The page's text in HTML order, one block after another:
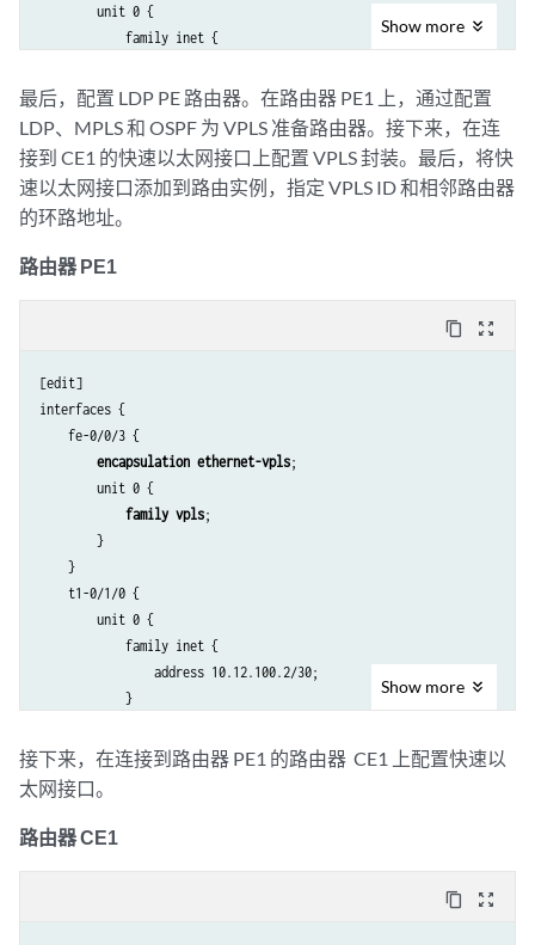
        unit 0 {
            family inet {
            }
            family mpls;
        }
    }
    t1-0/1/3 {
        unit 0 {
                address 10.12.100.5/30;
            }
    }
    so-0/2/2 {
        unit 0 {
            family inet {
                address 10.12.100.9/30;
            }
            family mpls;
        }
    }
        interface all;
    bgp {
        log-updown;
        group int {
            type internal;
            local-address 10.255.170.98;
Show more
最后，配置 LDP PE 路由器。在路由器 PE1 上，通过配置
LDP、MPLS 和 OSPF 为 VPLS 准备路由器。接下来，在连
接到 CE1 的快速以太网接口上配置 VPLS 封装。最后，将快
速以太网接口添加到路由实例，指定 VPLS ID 和相邻路由器
的环路地址。
路由器 PE1
content_copy zoom_out_map
[edit]
interfaces {
    fe-0/0/3 {
encapsulation ethernet-vpls;
        unit 0 {
family vpls;
        }
    }
    t1-0/1/0 {
        unit 0 {
            family inet {
                address 10.12.100.2/30;
            }
        }
    }
    t1-1/1/1 {
        unit 0 {
Show more
接下来，在连接到路由器 PE1 的路由器 CE1 上配置快速以
太网接口。
路由器 CE1
content_copy zoom_out_map